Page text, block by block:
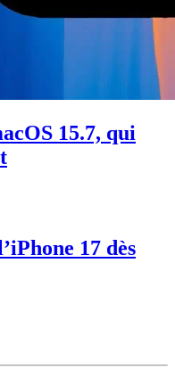
15.7, qui
17 dès